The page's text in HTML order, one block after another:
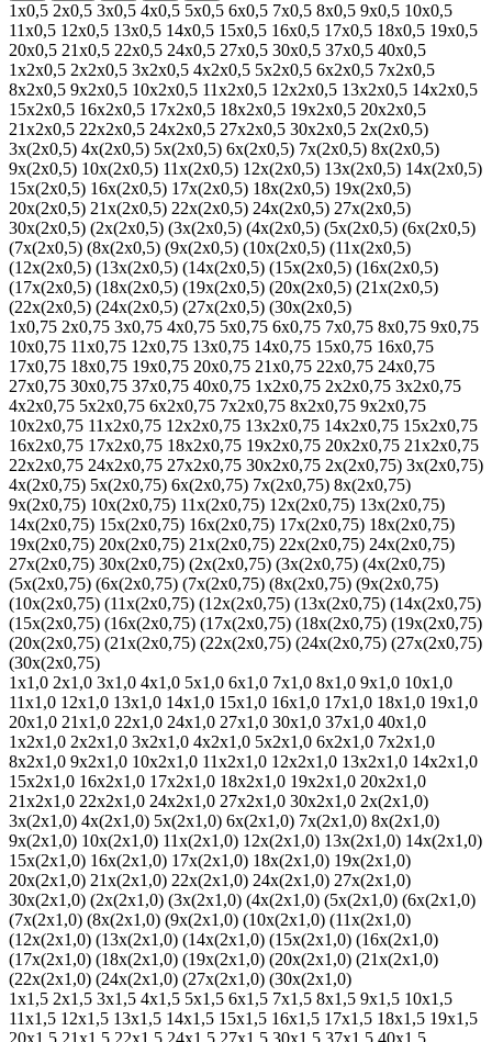
1х0,5 2х0,5 3х0,5 4х0,5 5х0,5 6х0,5 7х0,5 8х0,5 9х0,5 10х0,5
11х0,5 12х0,5 13х0,5 14х0,5 15х0,5 16х0,5 17х0,5 18х0,5 19х0,5
20х0,5 21х0,5 22х0,5 24х0,5 27х0,5 30х0,5 37х0,5 40х0,5
1х2х0,5 2х2х0,5 3х2х0,5 4х2х0,5 5х2х0,5 6х2х0,5 7х2х0,5
8х2х0,5 9х2х0,5 10х2х0,5 11х2х0,5 12х2х0,5 13х2х0,5 14х2х0,5
15х2х0,5 16х2х0,5 17х2х0,5 18х2х0,5 19х2х0,5 20х2х0,5
21х2х0,5 22х2х0,5 24х2х0,5 27х2х0,5 30х2х0,5 2х(2х0,5)
3х(2х0,5) 4х(2х0,5) 5х(2х0,5) 6х(2х0,5) 7х(2х0,5) 8х(2х0,5)
9х(2х0,5) 10х(2х0,5) 11х(2х0,5) 12х(2х0,5) 13х(2х0,5) 14х(2х0,5)
15х(2х0,5) 16х(2х0,5) 17х(2х0,5) 18х(2х0,5) 19х(2х0,5)
20х(2х0,5) 21х(2х0,5) 22х(2х0,5) 24х(2х0,5) 27х(2х0,5)
30х(2х0,5) (2х(2х0,5) (3х(2х0,5) (4х(2х0,5) (5х(2х0,5) (6х(2х0,5)
(7х(2х0,5) (8х(2х0,5) (9х(2х0,5) (10х(2х0,5) (11х(2х0,5)
(12х(2х0,5) (13х(2х0,5) (14х(2х0,5) (15х(2х0,5) (16х(2х0,5)
(17х(2х0,5) (18х(2х0,5) (19х(2х0,5) (20х(2х0,5) (21х(2х0,5)
(22х(2х0,5) (24х(2х0,5) (27х(2х0,5) (30х(2х0,5)
1х0,75 2х0,75 3х0,75 4х0,75 5х0,75 6х0,75 7х0,75 8х0,75 9х0,75
10х0,75 11х0,75 12х0,75 13х0,75 14х0,75 15х0,75 16х0,75
17х0,75 18х0,75 19х0,75 20х0,75 21х0,75 22х0,75 24х0,75
27х0,75 30х0,75 37х0,75 40х0,75 1х2х0,75 2х2х0,75 3х2х0,75
4х2х0,75 5х2х0,75 6х2х0,75 7х2х0,75 8х2х0,75 9х2х0,75
10х2х0,75 11х2х0,75 12х2х0,75 13х2х0,75 14х2х0,75 15х2х0,75
16х2х0,75 17х2х0,75 18х2х0,75 19х2х0,75 20х2х0,75 21х2х0,75
22х2х0,75 24х2х0,75 27х2х0,75 30х2х0,75 2х(2х0,75) 3х(2х0,75)
4х(2х0,75) 5х(2х0,75) 6х(2х0,75) 7х(2х0,75) 8х(2х0,75)
9х(2х0,75) 10х(2х0,75) 11х(2х0,75) 12х(2х0,75) 13х(2х0,75)
14х(2х0,75) 15х(2х0,75) 16х(2х0,75) 17х(2х0,75) 18х(2х0,75)
19х(2х0,75) 20х(2х0,75) 21х(2х0,75) 22х(2х0,75) 24х(2х0,75)
27х(2х0,75) 30х(2х0,75) (2х(2х0,75) (3х(2х0,75) (4х(2х0,75)
(5х(2х0,75) (6х(2х0,75) (7х(2х0,75) (8х(2х0,75) (9х(2х0,75)
(10х(2х0,75) (11х(2х0,75) (12х(2х0,75) (13х(2х0,75) (14х(2х0,75)
(15х(2х0,75) (16х(2х0,75) (17х(2х0,75) (18х(2х0,75) (19х(2х0,75)
(20х(2х0,75) (21х(2х0,75) (22х(2х0,75) (24х(2х0,75) (27х(2х0,75)
(30х(2х0,75)
1х1,0 2х1,0 3х1,0 4х1,0 5х1,0 6х1,0 7х1,0 8х1,0 9х1,0 10х1,0
11х1,0 12х1,0 13х1,0 14х1,0 15х1,0 16х1,0 17х1,0 18х1,0 19х1,0
20х1,0 21х1,0 22х1,0 24х1,0 27х1,0 30х1,0 37х1,0 40х1,0
1х2х1,0 2х2х1,0 3х2х1,0 4х2х1,0 5х2х1,0 6х2х1,0 7х2х1,0
8х2х1,0 9х2х1,0 10х2х1,0 11х2х1,0 12х2х1,0 13х2х1,0 14х2х1,0
15х2х1,0 16х2х1,0 17х2х1,0 18х2х1,0 19х2х1,0 20х2х1,0
21х2х1,0 22х2х1,0 24х2х1,0 27х2х1,0 30х2х1,0 2х(2х1,0)
3х(2х1,0) 4х(2х1,0) 5х(2х1,0) 6х(2х1,0) 7х(2х1,0) 8х(2х1,0)
9х(2х1,0) 10х(2х1,0) 11х(2х1,0) 12х(2х1,0) 13х(2х1,0) 14х(2х1,0)
15х(2х1,0) 16х(2х1,0) 17х(2х1,0) 18х(2х1,0) 19х(2х1,0)
20х(2х1,0) 21х(2х1,0) 22х(2х1,0) 24х(2х1,0) 27х(2х1,0)
30х(2х1,0) (2х(2х1,0) (3х(2х1,0) (4х(2х1,0) (5х(2х1,0) (6х(2х1,0)
(7х(2х1,0) (8х(2х1,0) (9х(2х1,0) (10х(2х1,0) (11х(2х1,0)
(12х(2х1,0) (13х(2х1,0) (14х(2х1,0) (15х(2х1,0) (16х(2х1,0)
(17х(2х1,0) (18х(2х1,0) (19х(2х1,0) (20х(2х1,0) (21х(2х1,0)
(22х(2х1,0) (24х(2х1,0) (27х(2х1,0) (30х(2х1,0)
1х1,5 2х1,5 3х1,5 4х1,5 5х1,5 6х1,5 7х1,5 8х1,5 9х1,5 10х1,5
11х1,5 12х1,5 13х1,5 14х1,5 15х1,5 16х1,5 17х1,5 18х1,5 19х1,5